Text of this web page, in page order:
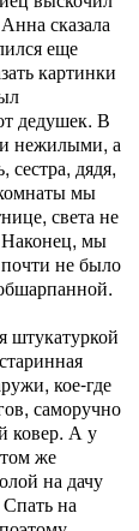
сказала
еще
картинки
дедушек. В
нежилыми, а
сестра, дядя,
мы
света не
мы
не было
штукатуркой
кое-где
саморучно
ковер. А у
же
на дачу
на